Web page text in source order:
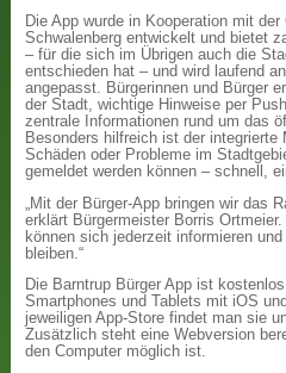
Die App wurde in Kooperation mit
Schwalenberg entwickelt und bietet
– für die sich im Übrigen auch die
entschieden hat – und wird laufend
angepasst. Bürgerinnen und Bürger
der Stadt, wichtige Hinweise per
zentrale Informationen rund um das
Besonders hilfreich ist der integrierte
Schäden oder Probleme im
gemeldet werden können – schnell,
„Mit der Bürger-App bringen wir das
erklärt Bürgermeister Borris Ortmeier.
können sich jederzeit informieren
bleiben.“
Die Barntrup Bürger App ist
Smartphones und Tablets mit iOS
jeweiligen App-Store findet man sie
Zusätzlich steht eine Webversion
den Computer möglich ist.